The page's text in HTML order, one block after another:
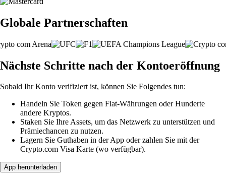
Globale Partnerschaften
Nächste Schritte nach der Kontoeröffnung
Sobald Ihr Konto verifiziert ist, können Sie Folgendes tun:
Handeln Sie Token gegen Fiat-Währungen oder Hunderte
andere Kryptos.
Staken Sie Ihre Assets, um das Netzwerk zu unterstützen und
Prämiechancen zu nutzen.
Lagern Sie Guthaben in der App oder zahlen Sie mit der
Crypto.com Visa Karte (wo verfügbar).
App herunterladen